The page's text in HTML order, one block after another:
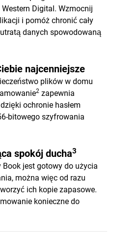
Western Digital. Wzmocnij
i pomóż chronić cały
danych spowodowaną
najcenniejsze
plików w domu
2 zapewnia
ochronie hasłem
bitowego szyfrowania
spokój ducha3
jest gotowy do użycia
można więc od razu
ich kopie zapasowe.
konieczne do